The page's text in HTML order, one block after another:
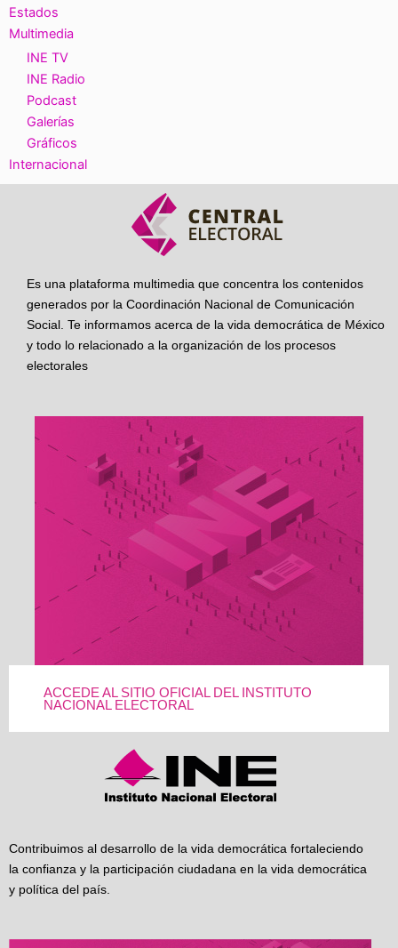
Estados
Multimedia
INE TV
INE Radio
Podcast
Galerías
Gráficos
Internacional
Es una plataforma multimedia que concentra los contenidos
generados por la Coordinación Nacional de Comunicación
Social. Te informamos acerca de la vida democrática de México
y todo lo relacionado a la organización de los procesos
electorales
ACCEDE AL SITIO OFICIAL DEL INSTITUTO
NACIONAL ELECTORAL
Contribuimos al desarrollo de la vida democrática fortaleciendo
la confianza y la participación ciudadana en la vida democrática
y política del país.